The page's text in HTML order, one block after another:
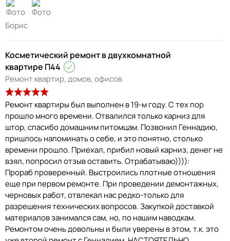
Борис
Косметический ремонт в двухкомнатной
квартире П44
Ремонт квартир, домов, офисов
Ремонт квартиры был выполнен в 19-м году. С тех пор
прошло много времени. Отвалился только карниз для
штор, спасибо домашним питомцам. Позвонил Геннадию,
пришлось напоминать о себе, и это понятно, столько
времени прошло. Приехал, прибил новый карниз, денег не
взял, попросил отзыв оставить. Отрабатываю)))):
Прораб проверенный. Выстроились плотные отношения
еще при первом ремонте. При проведении демонтажных,
черновых работ, отвлекал нас редко-только для
разрешения технических вопросов. Закупкой доставкой
материалов занимался сам, но, по нашим наводкам.
Ремонтом очень довольны и были уверены в этом, т.к. это